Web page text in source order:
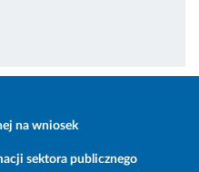
na wniosek
sektora publicznego